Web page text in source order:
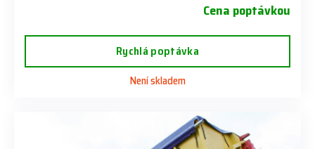
Cena poptávkou
Rychlá poptávka
Není skladem